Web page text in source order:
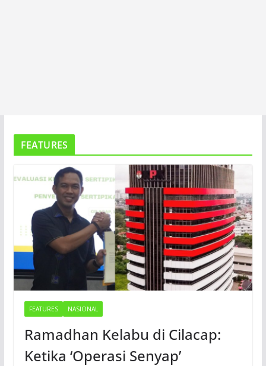
FEATURES
FEATURES NASIONAL
Ramadhan Kelabu di Cilacap:
Ketika ‘Operasi Senyap’